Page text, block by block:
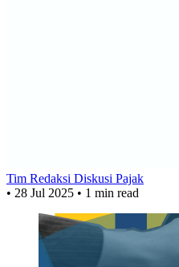
Tim Redaksi Diskusi Pajak
• 28 Jul 2025 • 1 min read